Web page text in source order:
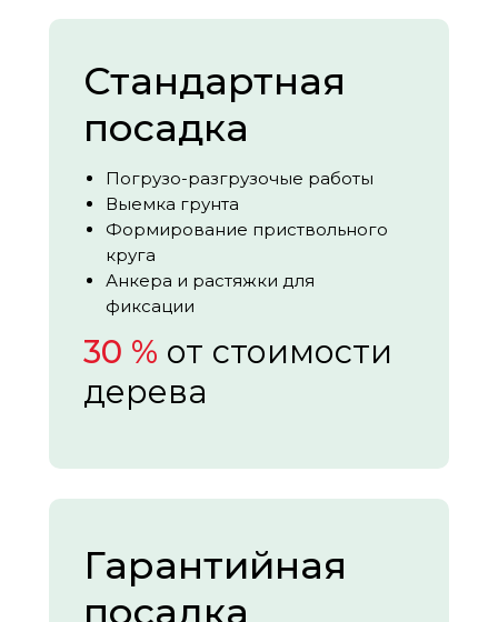
Гарантийная
посадка
30 % от стоимости
дерева
Погрузо-разгрузочые работы
Выемка грунта
Формирование приствольного
круга
Анкера и растяжки для
фиксации
Стандартная
посадка